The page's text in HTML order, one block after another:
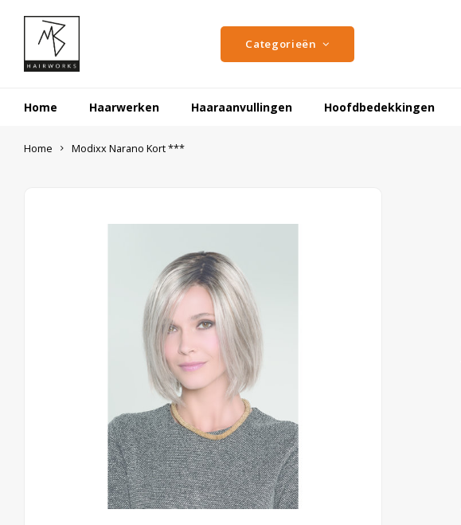
Categorieën
Home Haarwerken Haaraanvullingen Hoofdbedekkingen
Home Modixx Narano Kort ***